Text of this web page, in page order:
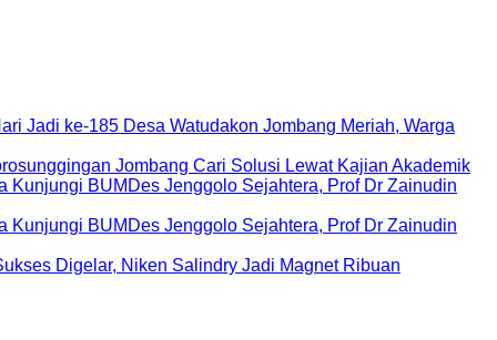
Jadi ke-185 Desa Watudakon Jombang Meriah, Warga
Jombang Cari Solusi Lewat Kajian Akademik
Kunjungi BUMDes Jenggolo Sejahtera, Prof Dr Zainudin
Kunjungi BUMDes Jenggolo Sejahtera, Prof Dr Zainudin
Digelar, Niken Salindry Jadi Magnet Ribuan